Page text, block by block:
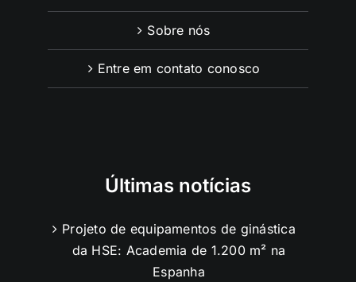
Sobre nós
Entre em contato conosco
Últimas notícias
Projeto de equipamentos de ginástica
da HSE: Academia de 1.200 m² na
Espanha